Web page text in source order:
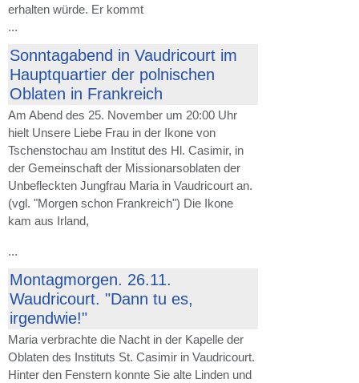
erhalten würde. Er kommt
...
Sonntagabend in Vaudricourt im
Hauptquartier der polnischen
Oblaten in Frankreich
Am Abend des 25. November um 20:00 Uhr
hielt Unsere Liebe Frau in der Ikone von
Tschenstochau am Institut des Hl. Casimir, in
der Gemeinschaft der Missionarsoblaten der
Unbefleckten Jungfrau Maria in Vaudricourt an.
(vgl. "Morgen schon Frankreich") Die Ikone
kam aus Irland,
...
Montagmorgen. 26.11.
Waudricourt. "Dann tu es,
irgendwie!"
Maria verbrachte die Nacht in der Kapelle der
Oblaten des Instituts St. Casimir in Vaudricourt.
Hinter den Fenstern konnte Sie alte Linden und